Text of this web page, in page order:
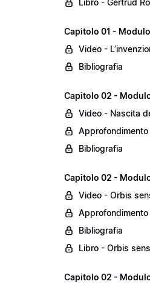
Libro - Gertrud
Capitolo 01 -
Video -
Bibliografia
Capitolo 02 -
Video - Nascita
Approfondimento
Bibliografia
Capitolo 02 -
Video - Orbis
Bibliografia
Libro - Orbis
Capitolo 02 -